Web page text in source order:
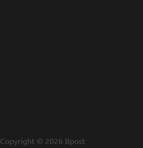
Copyright © 2026 Bpost